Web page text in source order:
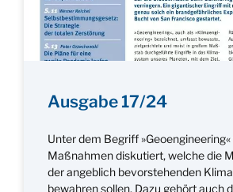
Ausgabe 17/24
Unter dem Begriff
Maßnahmen diskutiert, welche die
der angeblich bevorstehenden
bewahren sollen. Dazu gehört auch